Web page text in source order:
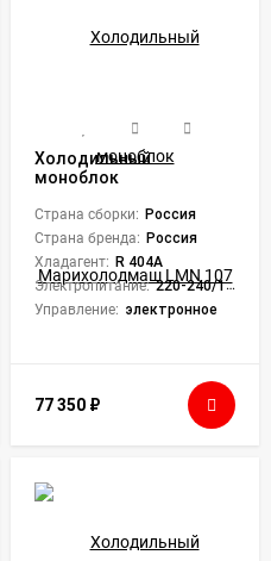
Холодильный
моноблок
107
Страна сборки: Россия
Страна бренда: Россия
Хладагент: R 404A
Электропитание: 220-240/1/50
Управление: электронное
77 350 ₽